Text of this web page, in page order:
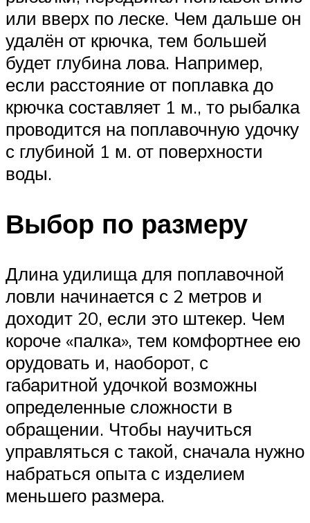
или вверх по леске. Чем дальше он
удалён от крючка, тем большей
будет глубина лова. Например,
если расстояние от поплавка до
крючка составляет 1 м., то рыбалка
проводится на поплавочную удочку
с глубиной 1 м. от поверхности
воды.
Выбор по размеру
Длина удилища для поплавочной
ловли начинается с 2 метров и
доходит 20, если это штекер. Чем
короче «палка», тем комфортнее ею
орудовать и, наоборот, с
габаритной удочкой возможны
определенные сложности в
обращении. Чтобы научиться
управляться с такой, сначала нужно
набраться опыта с изделием
меньшего размера.